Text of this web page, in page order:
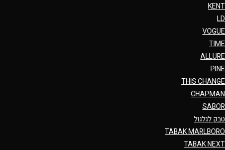
KENT
LD
VOGUE
TIME
ALLURE
PINE
THIS CHANGE
CHAPMAN
SABOR
טבק לגלגול
TABAK MARLBORO
TABAK NEXT